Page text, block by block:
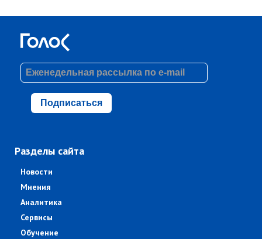
Подписаться
Разделы сайта
Новости
Мнения
Аналитика
Сервисы
Обучение